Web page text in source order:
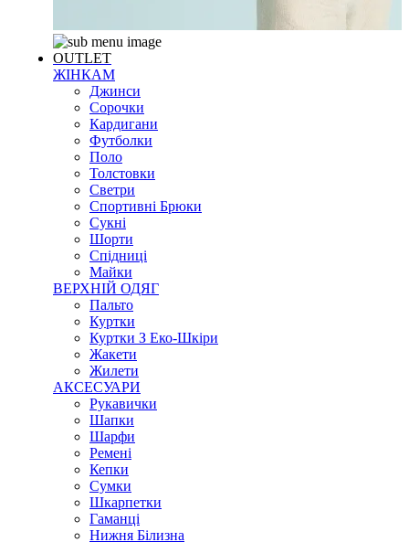
OUTLET
ЖІНКАМ
Джинси
Сорочки
Кардигани
Футболки
Поло
Толстовки
Светри
Спортивні Брюки
Сукні
Шорти
Спідниці
Майки
ВЕРХНІЙ ОДЯГ
Пальто
Куртки
Куртки З Еко-Шкіри
Жакети
Жилети
АКСЕСУАРИ
Рукавички
Шапки
Шарфи
Ремені
Кепки
Сумки
Шкарпетки
Гаманці
Нижня Білизна